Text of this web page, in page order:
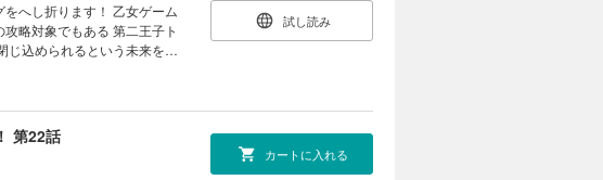
ます！ 乙女ゲーム
略対象でもある 第二王子ト
じ込められるという未来を回
頼が育まれていって……。
試し読み
第22話
カートに入れる